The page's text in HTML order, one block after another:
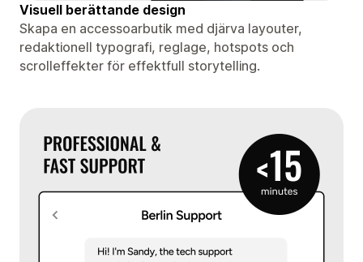
Visuell berättande design
Skapa en accessoarbutik med djärva layouter,
redaktionell typografi, reglage, hotspots och
scrolleffekter för effektfull storytelling.